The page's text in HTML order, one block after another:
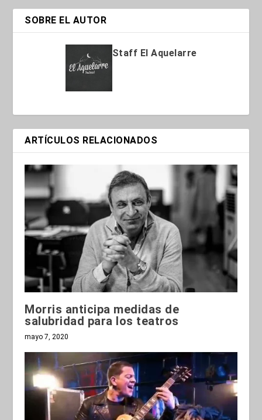
SOBRE EL AUTOR
Staff El Aquelarre
ARTÍCULOS RELACIONADOS
Morris anticipa medidas de
salubridad para los teatros
mayo 7, 2020